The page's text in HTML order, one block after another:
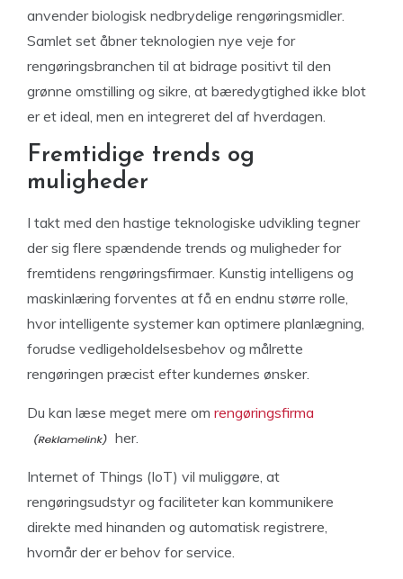
anvender biologisk nedbrydelige rengøringsmidler.
Samlet set åbner teknologien nye veje for
rengøringsbranchen til at bidrage positivt til den
grønne omstilling og sikre, at bæredygtighed ikke blot
er et ideal, men en integreret del af hverdagen.
Fremtidige trends og
muligheder
I takt med den hastige teknologiske udvikling tegner
der sig flere spændende trends og muligheder for
fremtidens rengøringsfirmaer. Kunstig intelligens og
maskinlæring forventes at få en endnu større rolle,
hvor intelligente systemer kan optimere planlægning,
forudse vedligeholdelsesbehov og målrette
rengøringen præcist efter kundernes ønsker.
Du kan læse meget mere om rengøringsfirma
her.
Internet of Things (IoT) vil muliggøre, at
rengøringsudstyr og faciliteter kan kommunikere
direkte med hinanden og automatisk registrere,
hvornår der er behov for service.